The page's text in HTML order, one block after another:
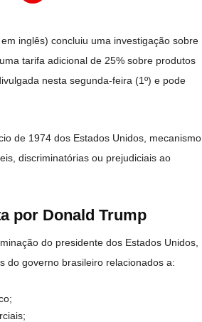
inglês) concluiu uma investigação sobre
tarifa adicional de 25% sobre produtos
nesta segunda-feira (1º) e pode
de 1974 dos Estados Unidos, mecanismo
discriminatórias ou prejudiciais ao
por Donald Trump
do presidente dos Estados Unidos,
do governo brasileiro relacionados a: